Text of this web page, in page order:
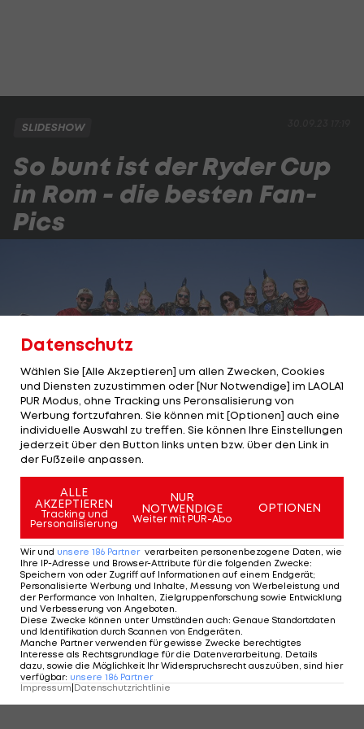
SLIDESHOW
So bunt ist der Ryder Cup
in Rom - die besten Fan-
Pics
6/21
6 VON 21
KOMMENTARE
Datenschutz
Wählen Sie [Alle Akzeptieren] um allen Zwecken, Cookies
und Diensten zuzustimmen oder [Nur Notwendige] im LAOLA1
PUR Modus, ohne Tracking uns Peronsalisierung von
Werbung fortzufahren. Sie können mit [Optionen] auch eine
individuelle Auswahl zu treffen. Sie können Ihre Einstellungen
jederzeit über den Button links unten bzw. über den Link in
der Fußzeile anpassen.
ALLE
AKZEPTIEREN
Tracking und
Personalisierung
NUR
NOTWENDIGE
Weiter mit PUR-Abo
OPTIONEN
Wir und unsere 186 Partner verarbeiten personenbezogene Daten, wie
Ihre IP-Adresse und Browser-Attribute für die folgenden Zwecke:
Speichern von oder Zugriff auf Informationen auf einem Endgerät;
Personalisierte Werbung und Inhalte, Messung von Werbeleistung und
der Performance von Inhalten, Zielgruppenforschung sowie Entwicklung
und Verbesserung von Angeboten.
Diese Zwecke können unter Umständen auch: Genaue Standortdaten
und Identifikation durch Scannen von Endgeräten.
Manche Partner verwenden für gewisse Zwecke berechtigtes
Interesse als Rechtsgrundlage für die Datenverarbeitung. Details
dazu, sowie die Möglichkeit Ihr Widerspruchsrecht auszuüben, sind hier
verfügbar: unsere 186 Partner
Impressum Datenschutzrichtlinie